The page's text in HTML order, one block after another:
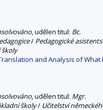
, udělen titul: Bc.
/ Pedagogické
školy
and Analysis of What
, udělen titul: Mgr.
školy/ Učitelství